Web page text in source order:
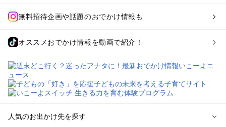
無料招待企画や話題のおでかけ情報も
オススメおでかけ情報を動画で紹介！
人気のお出かけ先を探す